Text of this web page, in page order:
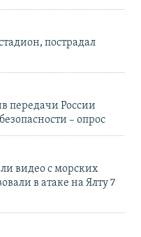
пострадал
передачи России
– опрос
видео с морских
в атаке на Ялту 7